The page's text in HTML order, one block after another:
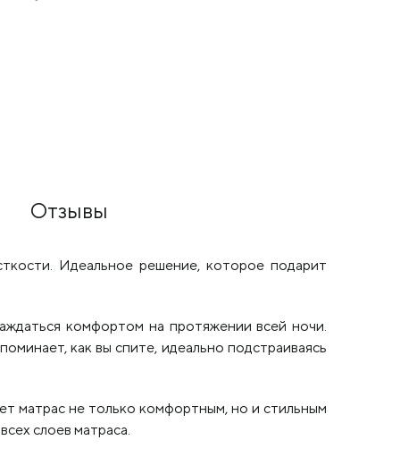
Отзывы
Идеальное решение, которое подарит
комфортом на протяжении всей ночи.
как вы спите, идеально подстраиваясь
матрас не только комфортным, но и стильным
слоев матраса.